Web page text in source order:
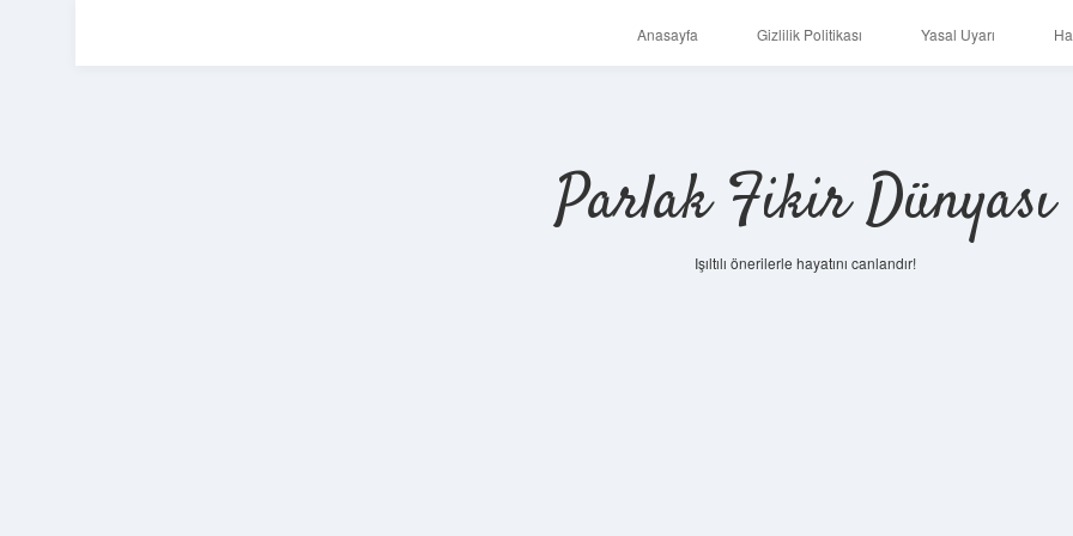
Anasayfa Gizlilik Politikası Yasal Uyarı
Parlak Fikir Dünyası
Işıltılı önerilerle hayatını canlandır!